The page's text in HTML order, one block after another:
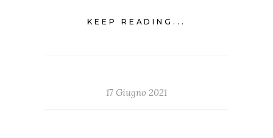
KEEP READING...
17 Giugno 2021